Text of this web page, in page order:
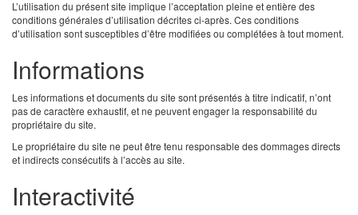
L’utilisation du présent site implique l’acceptation pleine et entière des
conditions générales d’utilisation décrites ci-après. Ces conditions
d’utilisation sont susceptibles d’être modifiées ou complétées à tout moment.
Informations
Les informations et documents du site sont présentés à titre indicatif, n’ont
pas de caractère exhaustif, et ne peuvent engager la responsabilité du
propriétaire du site.
Le propriétaire du site ne peut être tenu responsable des dommages directs
et indirects consécutifs à l’accès au site.
Interactivité